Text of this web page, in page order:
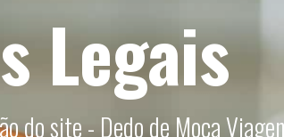
Legais
do site - Dedo de Moça